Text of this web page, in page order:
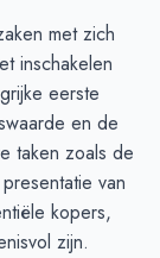
met zich
inschakelen
eerste
en de
taken zoals de
van
kopers,
zijn.